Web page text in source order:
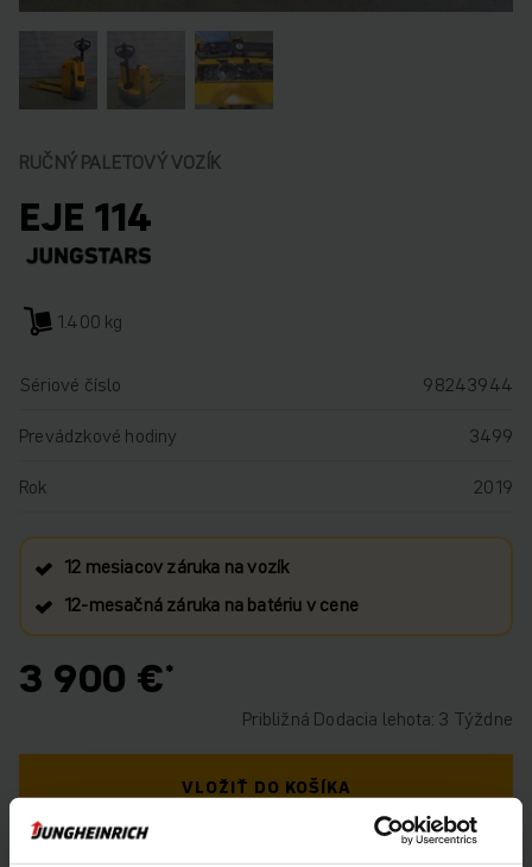
RUČNÝ PALETOVÝ VOZÍK
EJE 114
1.400 kg
Sériové číslo
98243944
Prevádzkové hodiny
3499
Rok
2019
12 mesiacov záruka na vozík
12‑mesačná záruka na batériu v cene
3 900 €
Približná Dodacia lehota: 3 Týždne
VLOŽIŤ DO KOŠÍKA